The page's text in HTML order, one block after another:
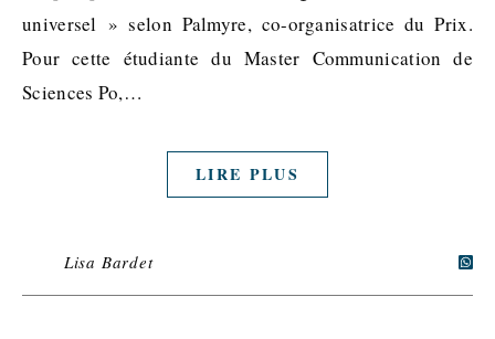
universel » selon Palmyre, co-organisatrice du Prix.
Pour cette étudiante du Master Communication de
Sciences Po,…
LIRE PLUS
Lisa Bardet